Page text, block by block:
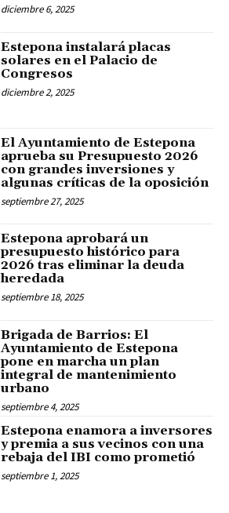
diciembre 6, 2025
Estepona instalará placas
solares en el Palacio de
Congresos
diciembre 2, 2025
El Ayuntamiento de Estepona
aprueba su Presupuesto 2026
con grandes inversiones y
algunas críticas de la oposición
septiembre 27, 2025
Estepona aprobará un
presupuesto histórico para
2026 tras eliminar la deuda
heredada
septiembre 18, 2025
Brigada de Barrios: El
Ayuntamiento de Estepona
pone en marcha un plan
integral de mantenimiento
urbano
septiembre 4, 2025
Estepona enamora a inversores
y premia a sus vecinos con una
rebaja del IBI como prometió
septiembre 1, 2025